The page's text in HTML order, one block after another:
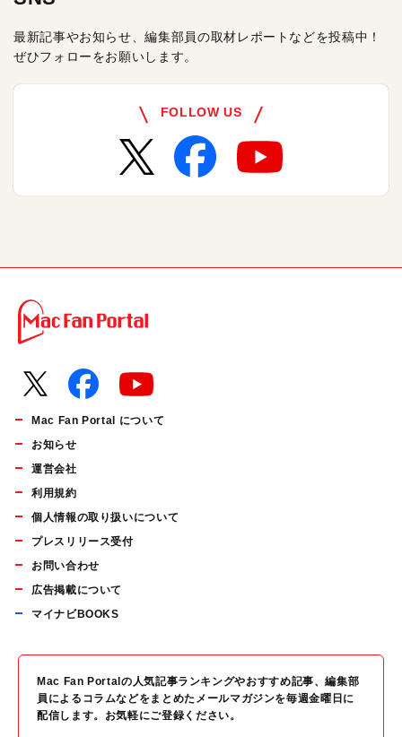
最新記事やお知らせ、編集部員の取材レポートなどを投稿中！
ぜひフォローをお願いします。
FOLLOW US
Mac Fan Portal について
お知らせ
運営会社
利用規約
個人情報の取り扱いについて
プレスリリース受付
お問い合わせ
広告掲載について
マイナビBOOKS
Mac Fan Portalの人気記事ランキングやおすすめ記事、編集部
員によるコラムなどをまとめたメールマガジンを毎週金曜日に
配信します。お気軽にご登録ください。